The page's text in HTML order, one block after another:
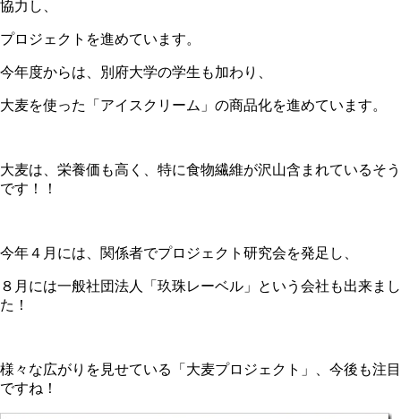
協力し、
プロジェクトを進めています。
今年度からは、別府大学の学生も加わり、
大麦を使った「アイスクリーム」の商品化を進めています。
大麦は、栄養価も高く、特に食物繊維が沢山含まれているそう
です！！
今年４月には、関係者でプロジェクト研究会を発足し、
８月には一般社団法人「玖珠レーベル」という会社も出来まし
た！
様々な広がりを見せている「大麦プロジェクト」、今後も注目
ですね！